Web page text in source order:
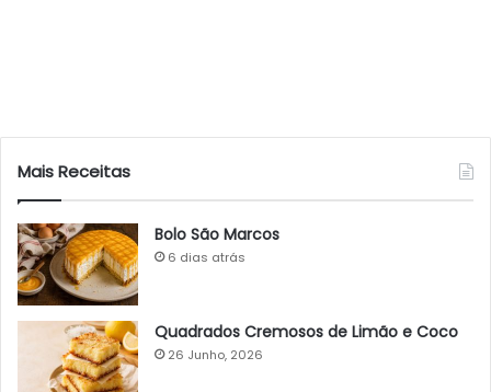
Mais Receitas
Bolo São Marcos
6 dias atrás
Quadrados Cremosos de Limão e Coco
26 Junho, 2026